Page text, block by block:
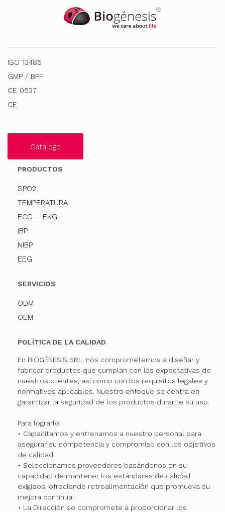
ISO 13485
GMP / BPF
CE 0537
CE
Catálogo
PRODUCTOS
SPO2
TEMPERATURA
ECG – EKG
IBP
NIBP
EEG
SERVICIOS
ODM
OEM
POLÍTICA DE LA CALIDAD
En BIOGÉNESIS SRL, nos comprometemos a diseñar y
fabricar productos que cumplan con las expectativas de
nuestros clientes, así como con los requisitos legales y
normativos aplicables. Nuestro enfoque se centra en
garantizar la seguridad de los productos durante su uso.
Para lograrlo:
• Capacitamos y entrenamos a nuestro personal para
asegurar su competencia y compromiso con los objetivos
de calidad.
• Seleccionamos proveedores basándonos en su
capacidad de mantener los estándares de calidad
exigidos, ofreciendo retroalimentación que promueva su
mejora continua.
• La Dirección se compromete a proporcionar los